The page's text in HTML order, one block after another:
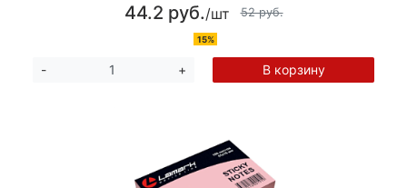
44.2 руб./шт 52 руб.
15%
- + В корзину